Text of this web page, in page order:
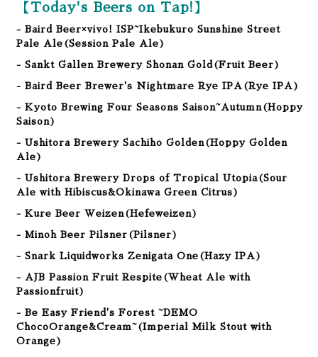
【Today's Beers on Tap!】
- Baird Beer×vivo! ISP~Ikebukuro Sunshine Street
Pale Ale (Session Pale Ale)
- Sankt Gallen Brewery Shonan Gold(Fruit Beer)
- Baird Beer Brewer's Nightmare Rye IPA(Rye IPA)
- Kyoto Brewing Four Seasons Saison~Autumn(Hoppy
Saison)
- Ushitora Brewery Sachiho Golden(Hoppy Golden
Ale)
- Ushitora Brewery Drops of Tropical Utopia(Sour
Ale with Hibiscus&Okinawa Green Citrus)
- Kure Beer Weizen(Hefeweizen)
- Minoh Beer Pilsner(Pilsner)
- Snark Liquidworks Zenigata One(Hazy IPA)
- AJB Passion Fruit Respite(Wheat Ale with
Passionfruit)
- Be Easy Friend's Forest ~DEMO
ChocoOrange&Cream~(Imperial Milk Stout with
Orange)